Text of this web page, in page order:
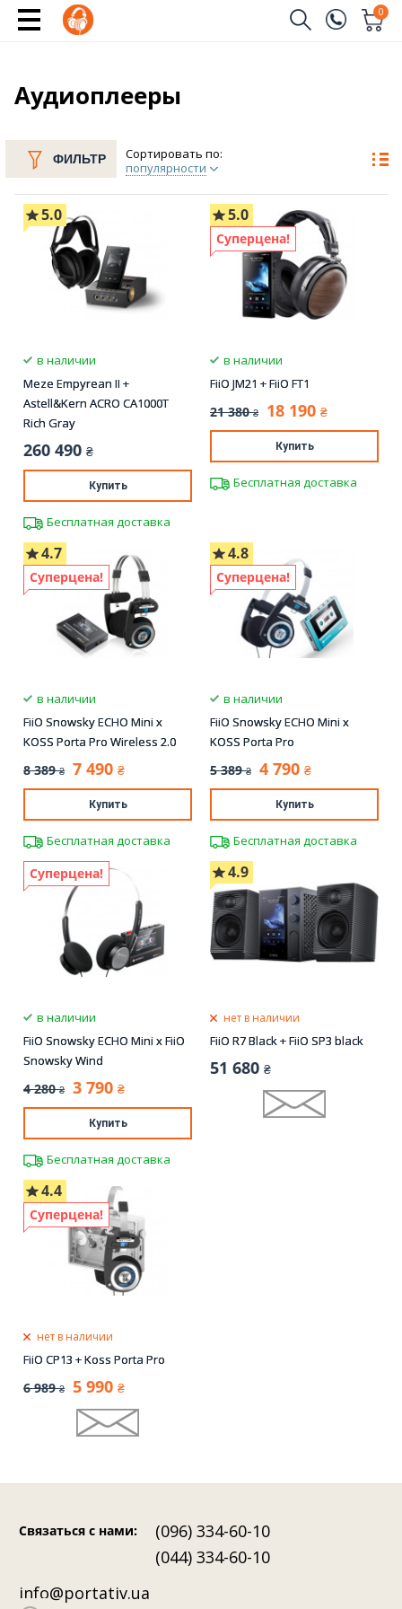
0
Телефон
Отправить
Аудиоплееры
ФИЛЬТР
Сортировать по:
популярности
5.0
в наличии
Meze Empyrean II +
Astell&Kern ACRO CA1000T
Rich Gray
260 490 ₴
Купить
Бесплатная доставка
5.0
Суперцена!
в наличии
FiiO JM21 + FiiO FT1
21 380 ₴ 18 190 ₴
Купить
Бесплатная доставка
4.7
Суперцена!
в наличии
FiiO Snowsky ECHO Mini x
KOSS Porta Pro Wireless 2.0
8 389 ₴ 7 490 ₴
Купить
Бесплатная доставка
4.8
Суперцена!
в наличии
FiiO Snowsky ECHO Mini x
KOSS Porta Pro
5 389 ₴ 4 790 ₴
Купить
Бесплатная доставка
Суперцена!
в наличии
FiiO Snowsky ECHO Mini x FiiO
Snowsky Wind
4 280 ₴ 3 790 ₴
Купить
Бесплатная доставка
4.9
нет в наличии
FiiO R7 Black + FiiO SP3 black
51 680 ₴
4.4
Суперцена!
нет в наличии
FiiO CP13 + Koss Porta Pro
6 989 ₴ 5 990 ₴
Связаться с нами:
(096) 334-60-10
(044) 334-60-10
info@portativ.ua